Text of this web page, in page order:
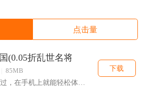
点击量
(0.05折乱世名将)
85MB 下载